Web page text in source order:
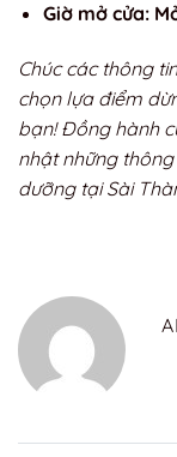
Giờ mở cửa:
Chúc các thông
chọn lựa điểm
bạn! Đồng hành
nhật những
dưỡng tại Sài